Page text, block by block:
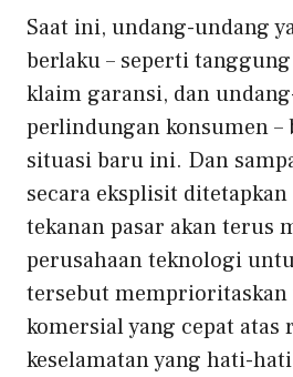
Saat ini, undang-undang
berlaku – seperti
klaim garansi, dan
perlindungan konsumen
situasi baru ini. Dan
secara eksplisit
tekanan pasar akan terus
perusahaan teknologi
tersebut memprioritaskan
komersial yang cepat atas
keselamatan yang hati-